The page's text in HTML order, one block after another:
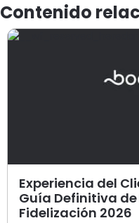
Contenido
Experiencia del
Guía Definitiva
Fidelización 2026